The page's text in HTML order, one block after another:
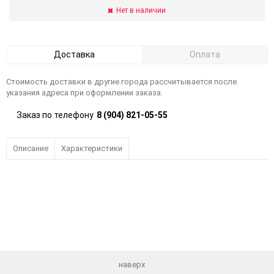
Нет в наличии
Доставка Оплата
Стоимость доставки в другие города рассчитывается после
указания адреса при оформлении заказа.
Заказ по телефону 8 (904) 821-05-55
Описание Характеристики
наверх